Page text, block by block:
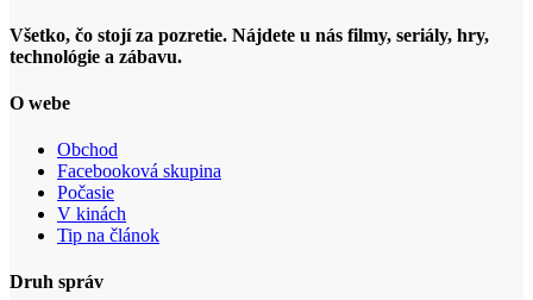
Všetko, čo stojí za pozretie. Nájdete u nás filmy, seriály, hry,
technológie a zábavu.
O webe
Obchod
Facebooková skupina
Počasie
V kinách
Tip na článok
Druh správ